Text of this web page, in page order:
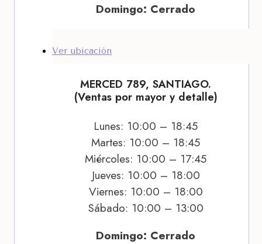
Domingo: Cerrado
Ver ubicación
MERCED 789, SANTIAGO.
(Ventas por mayor y detalle)
Lunes: 10:00 – 18:45
Martes: 10:00 – 18:45
Miércoles: 10:00 – 17:45
Jueves: 10:00 – 18:00
Viernes: 10:00 – 18:00
Sábado: 10:00 – 13:00
Domingo: Cerrado